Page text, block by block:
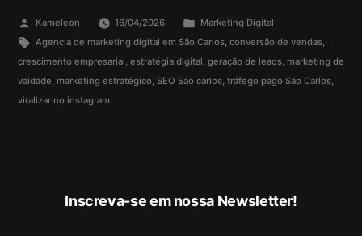
Kameleon 16/04/2026
Marketing Digital
Agencia de marketing digital em São Carlos, conversão de vendas,
crescimento empresarial estratégia digital geração de leads marketing de
vaidade marketing estratégico SEO São carlos tráfego pago São Carlos
viralizar no instagram
Inscreva-se em nossa Newsletter!